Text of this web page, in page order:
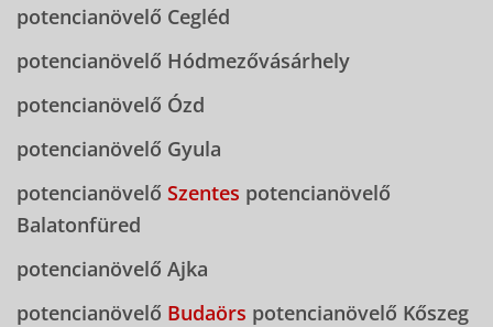
potencianövelő Cegléd
potencianövelő Hódmezővásárhely
potencianövelő Ózd
potencianövelő Gyula
potencianövelő Szentes potencianövelő
Balatonfüred
potencianövelő Ajka
potencianövelő Budaörs potencianövelő Kőszeg